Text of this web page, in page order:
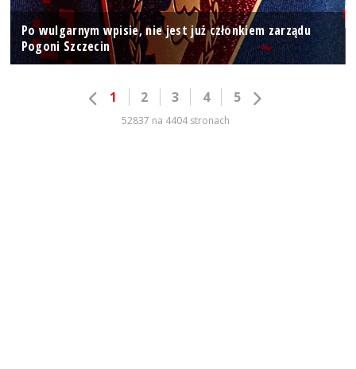
Po wulgarnym wpisie, nie jest już członkiem zarządu
Pogoni Szczecin
1 2 3 4 5
52837 na 4404 stronach